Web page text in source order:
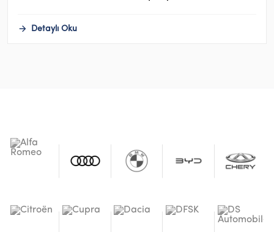
Detaylı Oku